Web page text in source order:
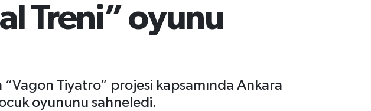
6660.55
BİST100Treni” oyunu
Tiyatro” projesi kapsamında Ankara
oyununu sahneledi.